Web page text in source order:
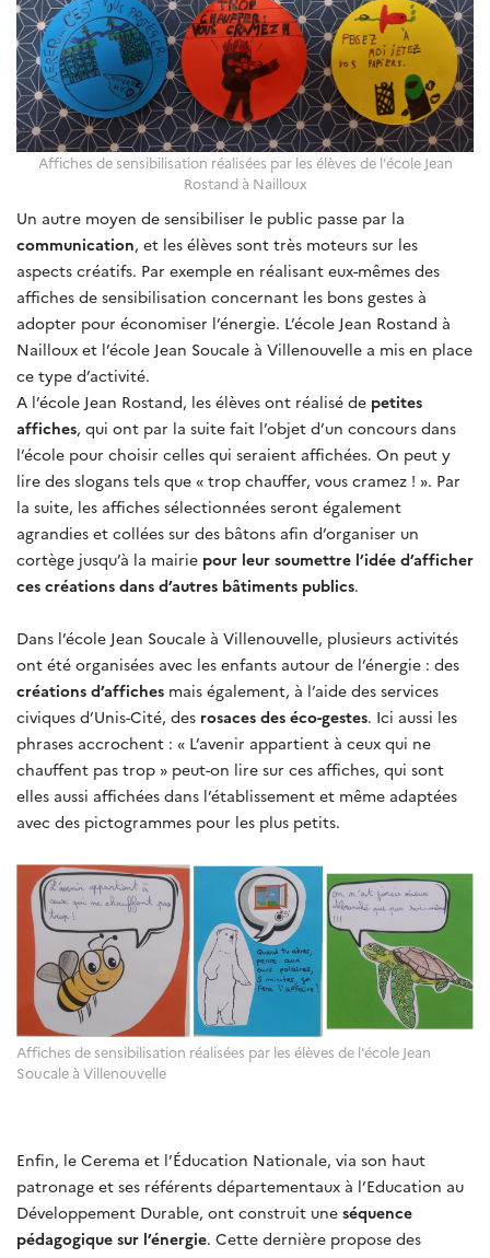
Affiches de sensibilisation réalisées par les élèves de l'école Jean
Rostand à Nailloux
Un autre moyen de sensibiliser le public passe par la
communication, et les élèves sont très moteurs sur les
aspects créatifs. Par exemple en réalisant eux-mêmes des
affiches de sensibilisation concernant les bons gestes à
adopter pour économiser l’énergie. L’école Jean Rostand à
Nailloux et l’école Jean Soucale à Villenouvelle a mis en place
ce type d’activité.
A l’école Jean Rostand, les élèves ont réalisé de petites
affiches, qui ont par la suite fait l’objet d’un concours dans
l’école pour choisir celles qui seraient affichées. On peut y
lire des slogans tels que « trop chauffer, vous cramez ! ». Par
la suite, les affiches sélectionnées seront également
agrandies et collées sur des bâtons afin d’organiser un
cortège jusqu’à la mairie pour leur soumettre l’idée d’afficher
ces créations dans d’autres bâtiments publics.
Dans l’école Jean Soucale à Villenouvelle, plusieurs activités
ont été organisées avec les enfants autour de l’énergie : des
créations d’affiches mais également, à l’aide des services
civiques d’Unis-Cité, des rosaces des éco-gestes. Ici aussi les
phrases accrochent : « L’avenir appartient à ceux qui ne
chauffent pas trop » peut-on lire sur ces affiches, qui sont
elles aussi affichées dans l’établissement et même adaptées
avec des pictogrammes pour les plus petits.
Affiches de sensibilisation réalisées par les élèves de l'école Jean
Soucale à Villenouvelle
Enfin, le Cerema et l’Éducation Nationale, via son haut
patronage et ses référents départementaux à l’Education au
Développement Durable, ont construit une séquence
pédagogique sur l’énergie. Cette dernière propose des